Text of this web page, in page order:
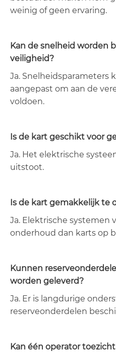
weinig of geen ervaring.
Kan de snelheid worden
veiligheid?
Ja. Snelheidsparameters
aangepast om aan de
voldoen.
Is de kart geschikt voor
Ja. Het elektrische
uitstoot.
Is de kart gemakkelijk te
Ja. Elektrische systemen
onderhoud dan karts op
Kunnen
worden geleverd?
Ja. Er is langdurige
reserveonderdelen
Kan één operator